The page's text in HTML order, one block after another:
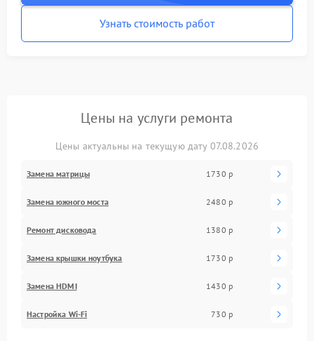
Узнать стоимость работ
Цены на услуги ремонта
Цены актуальны на текущую дату 07.08.2026
Замена матрицы 1730 р
Замена южного моста 2480 р
Ремонт дисковода 1380 р
Замена крышки ноутбука 1730 р
Замена HDMI 1430 р
Настройка Wi-Fi 730 р